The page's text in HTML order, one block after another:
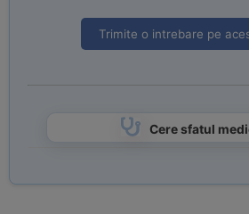
Trimite o intrebare pe
Cere sfatul